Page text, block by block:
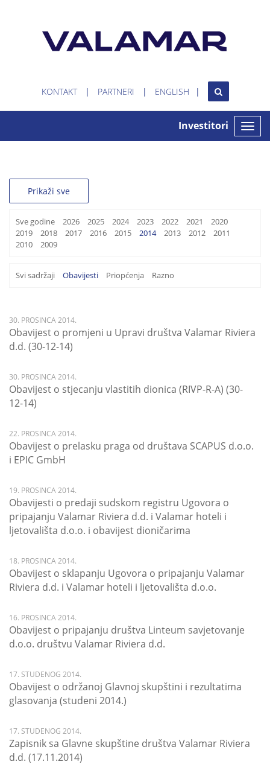
KONTAKT PARTNERI ENGLISH
Toggle
Investitori
Prikaži sve
Sve godine 2026 2025 2024 2023 2022 2021
2020
2019
2018 2017 2016 2015 2014 2013 2012
2011
2010
2009
Svi sadržaji Obavijesti Priopćenja Razno
30. PROSINCA 2014.
Obavijest o promjeni u Upravi društva Valamar Riviera
d.d. (30-12-14)
30. PROSINCA 2014.
Obavijest o stjecanju vlastitih dionica (RIVP-R-A) (30-
12-14)
22. PROSINCA 2014.
Obavijest o prelasku praga od društava SCAPUS d.o.o.
i EPIC GmbH
19. PROSINCA 2014.
Obavijesti o predaji sudskom registru Ugovora o
pripajanju Valamar Riviera d.d. i Valamar hoteli i
ljetovališta d.o.o. i obavijest dioničarima
18. PROSINCA 2014.
Obavijest o sklapanju Ugovora o pripajanju Valamar
Riviera d.d. i Valamar hoteli i ljetovališta d.o.o.
16. PROSINCA 2014.
Obavijest o pripajanju društva Linteum savjetovanje
d.o.o. društvu Valamar Riviera d.d.
17. STUDENOG 2014.
Obavijest o održanoj Glavnoj skupštini i rezultatima
glasovanja (studeni 2014.)
17. STUDENOG 2014.
Zapisnik sa Glavne skupštine društva Valamar Riviera
d.d. (17.11.2014)